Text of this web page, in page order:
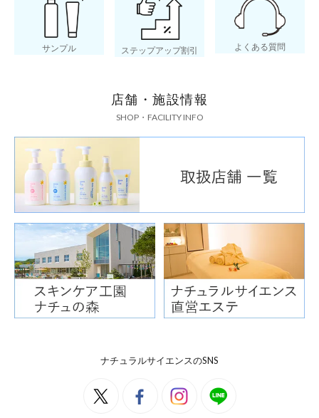
サンプル ステップアップ割引 よくある質問
店舗・施設情報
SHOP・FACILITY INFO
ナチュラルサイエンスのSNS